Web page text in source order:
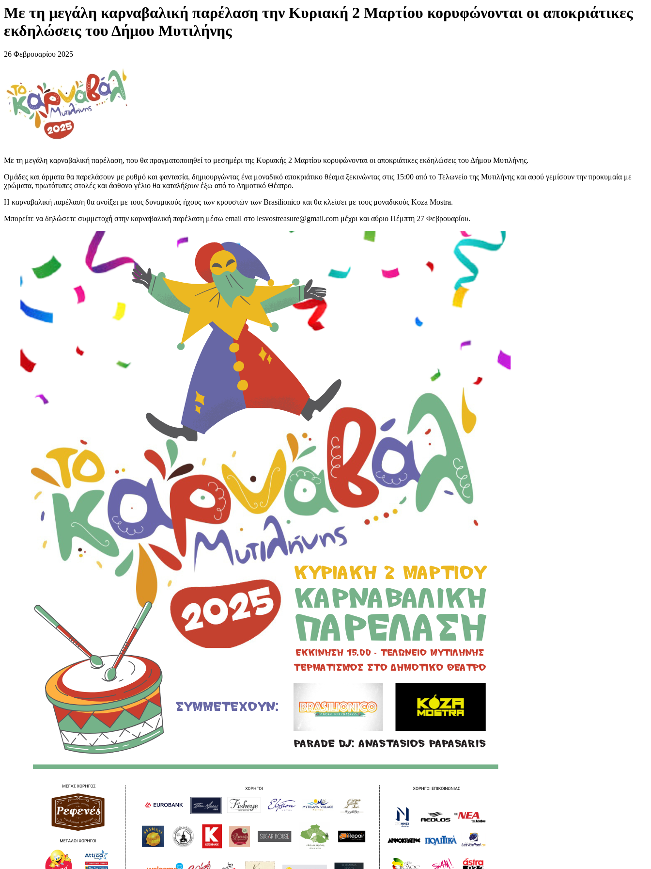
Με τη μεγάλη καρναβαλική παρέλαση την Κυριακή 2 Μαρτίου κορυφώνονται οι αποκριάτικες
εκδηλώσεις του Δήμου Μυτιλήνης
26 Φεβρουαρίου 2025
Με τη μεγάλη καρναβαλική παρέλαση, που θα πραγματοποιηθεί το μεσημέρι της Κυριακής 2 Μαρτίου κορυφώνονται οι αποκριάτικες εκδηλώσεις του Δήμου Μυτιλήνης.
Ομάδες και άρματα θα παρελάσουν με ρυθμό και φαντασία, δημιουργώντας ένα μοναδικό αποκριάτικο θέαμα ξεκινώντας στις 15:00 από το Τελωνείο της Μυτιλήνης και αφού γεμίσουν την προκυμαία με
χρώματα, πρωτότυπες στολές και άφθονο γέλιο θα καταλήξουν έξω από το Δημοτικό Θέατρο.
Η καρναβαλική παρέλαση θα ανοίξει με τους δυναμικούς ήχους των κρουστών των Brasilionico και θα κλείσει με τους μοναδικούς Koza Mostra.
Μπορείτε να δηλώσετε συμμετοχή στην καρναβαλική παρέλαση μέσω email στο lesvostreasure@gmail.com μέχρι και αύριο Πέμπτη 27 Φεβρουαρίου.